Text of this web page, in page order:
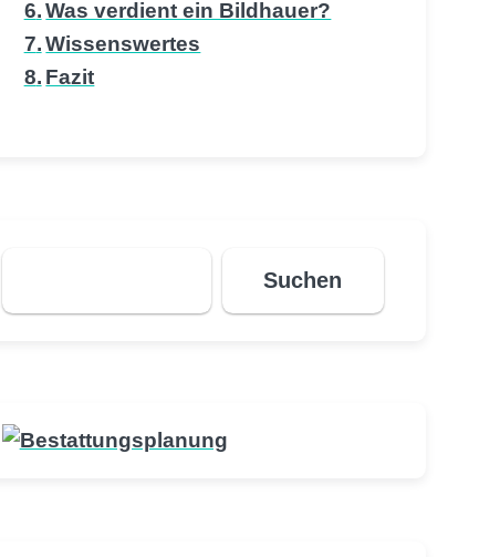
Was verdient ein Bildhauer?
Wissenswertes
Fazit
Suchen
Suchen